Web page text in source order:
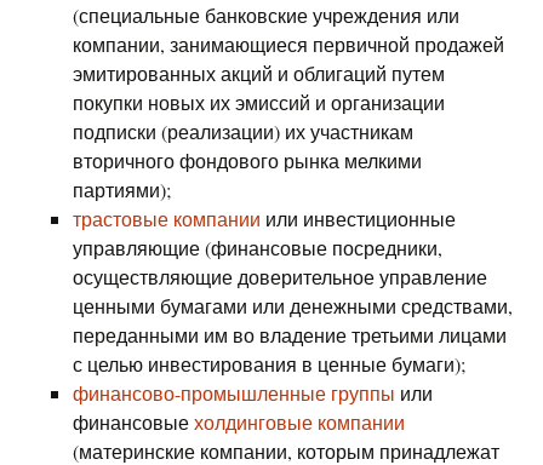
(специальные банковские учреждения или
компании, занимающиеся первичной продажей
эмитированных акций и облигаций путем
покупки новых их эмиссий и организации
подписки (реализации) их участникам
вторичного фондового рынка мелкими
партиями);
трастовые компании или инвестиционные
управляющие (финансовые посредники,
осуществляющие доверительное управление
ценными бумагами или денежными средствами,
переданными им во владение третьими лицами
с целью инвестирования в ценные бумаги);
финансово-промышленные группы или
финансовыехолдинговые компании
(материнские компании, которым принадлежат